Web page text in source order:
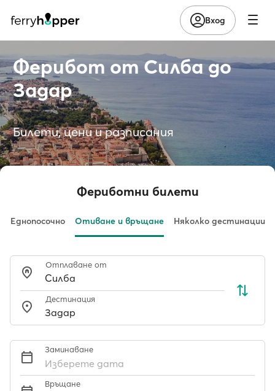
Вход
Ферибот от Силба до
Задар
Билети, цени и разписания
Фериботни билети
Еднопосочно Отиване и връщане Няколко дестинации
Отплаване от
Дестинация
Заминаване
Изберете дата
Връщане